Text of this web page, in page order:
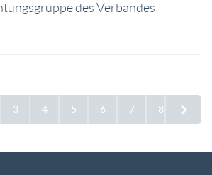
des Verbandes
3 4 5 6 7 8